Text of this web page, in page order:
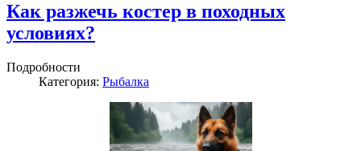
Как разжечь костер в походных
условиях?
Подробности
Категория: Рыбалка